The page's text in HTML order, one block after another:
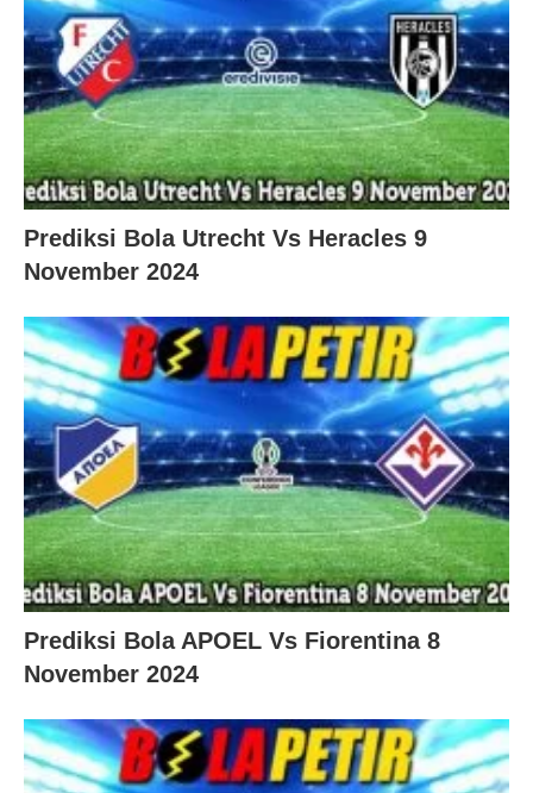
Prediksi Bola Utrecht Vs Heracles 9
November 2024
Prediksi Bola APOEL Vs Fiorentina 8
November 2024